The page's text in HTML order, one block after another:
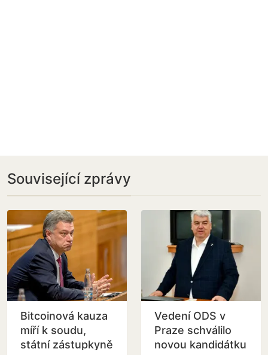
Související zprávy
Bitcoinová kauza
míří k soudu,
státní zástupkyně
Vedení ODS v
Praze schválilo
novou kandidátku